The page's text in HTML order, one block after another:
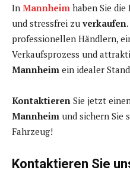
In Mannheim haben Sie
und stressfrei zu verkaufen
professionellen Händlern,
Verkaufsprozess und
Mannheim ein idealer
Kontaktieren Sie jetzt
Mannheim und sichern Sie
Fahrzeug!
Kontaktieren Sie